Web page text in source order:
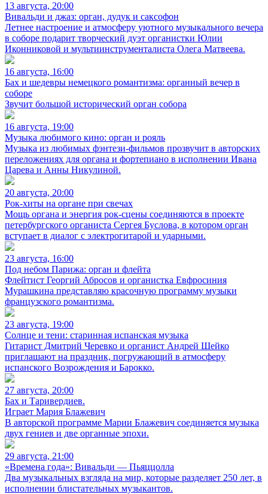
13 августа, 20:00
Вивальди и джаз: орган, дудук и саксофон
Летнее настроение и атмосферу уютного музыкального вечера
в соборе подарит творческий дуэт органистки Юлии
Иконниковой и мультиинструменталиста Олега Матвеева.
16 августа, 16:00
Бах и шедевры немецкого романтизма: органный вечер в
соборе
Звучит большой исторический орган собора
16 августа, 19:00
Музыка любимого кино: орган и рояль
Музыка из любимых фэнтези-фильмов прозвучит в авторских
переложениях для органа и фортепиано в исполнении Ивана
Царева и Анны Никулиной.
20 августа, 20:00
Рок-хиты на органе при свечах
Мощь органа и энергия рок-сцены соединяются в проекте
петербургского органиста Сергея Буслова, в котором орган
вступает в диалог с электрогитарой и ударными.
23 августа, 16:00
Под небом Парижа: орган и флейта
Флейтист Георгий Абросов и органистка Евфросиния
Мурашкина представляю красочную программу музыки
французского романтизма.
23 августа, 19:00
Солнце и тени: старинная испанская музыка
Гитарист Дмитрий Черевко и органист Андрей Шейко
приглашают на праздник, погружающий в атмосферу
испанского Возрождения и Барокко.
27 августа, 20:00
Бах и Таривердиев.
Играет Мария Блажевич
В авторской программе Марии Блажевич соединяется музыка
двух гениев и две органные эпохи.
29 августа, 21:00
«Времена года»: Вивальди — Пьяццолла
Два музыкальных взгляда на мир, которые разделяет 250 лет, в
исполнении блистательных музыкантов.